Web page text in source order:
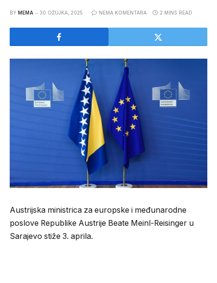
BY MEMA 30 OŽUJKA, 2025 NEMA KOMENTARA 2 MINS READ
Austrijska ministrica za europske i međunarodne
poslove Republike Austrije Beate Meinl-Reisinger u
Sarajevo stiže 3. aprila.